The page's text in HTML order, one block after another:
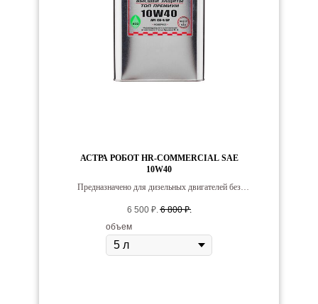
АСТРА РОБОТ HR-COMMERCIAL SAE
10W40
Предназначено для дизельных двигателей без
замены масел.
6 500 ₽. 6 800 ₽.
объем